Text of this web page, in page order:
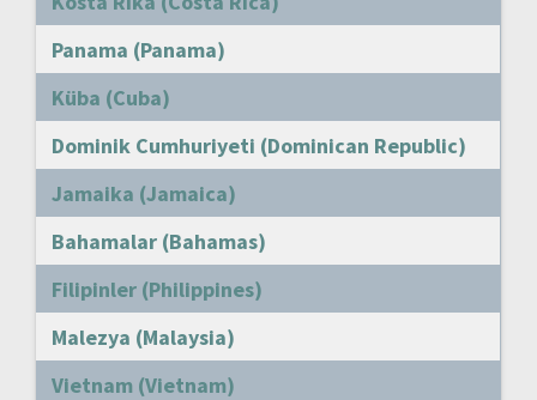
Panama (Panama)
Küba (Cuba)
Dominik Cumhuriyeti (Dominican Republic)
Jamaika (Jamaica)
Bahamalar (Bahamas)
Filipinler (Philippines)
Malezya (Malaysia)
Vietnam (Vietnam)